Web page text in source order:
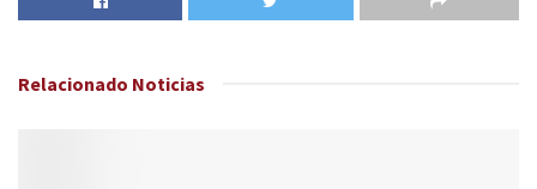
Relacionado Noticias